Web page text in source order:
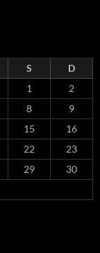
S
D
1
2
8
9
15
16
22
23
29
30